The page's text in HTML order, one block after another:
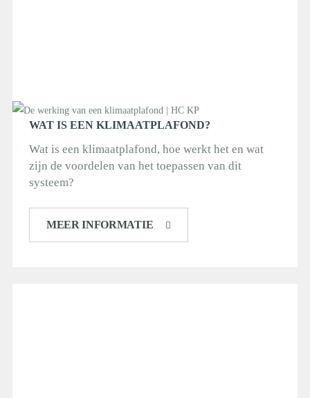
WAT IS EEN KLIMAATPLAFOND?
Wat is een klimaatplafond, hoe werkt het en wat
zijn de voordelen van het toepassen van dit
systeem?
MEER INFORMATIE